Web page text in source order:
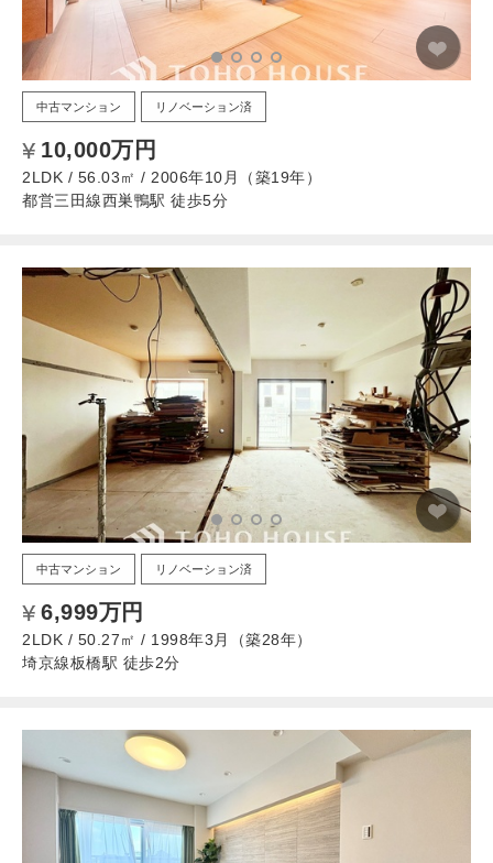
中古マンション リノベーション済
10,000万円
2LDK / 56.03㎡ / 2006年10月（築19年）
都営三田線西巣鴨駅 徒歩5分
中古マンション リノベーション済
6,999万円
2LDK / 50.27㎡ / 1998年3月（築28年）
埼京線板橋駅 徒歩2分